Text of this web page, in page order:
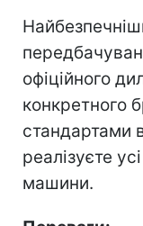
офіційного
конкретного
стандартами
реалізуєте
машини.